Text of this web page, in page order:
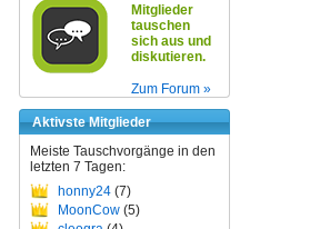
Mitglieder
tauschen
sich aus und
diskutieren.
Zum Forum »
Aktivste Mitglieder
Meiste Tauschvorgänge in den
letzten 7 Tagen:
honny24 (7)
MoonCow (5)